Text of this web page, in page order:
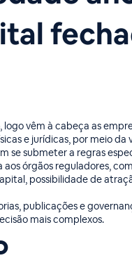
vêm à cabeça as
e jurídicas, por meio
se submeter a regras
órgãos reguladores,
possibilidade de
publicações e
mais complexos.